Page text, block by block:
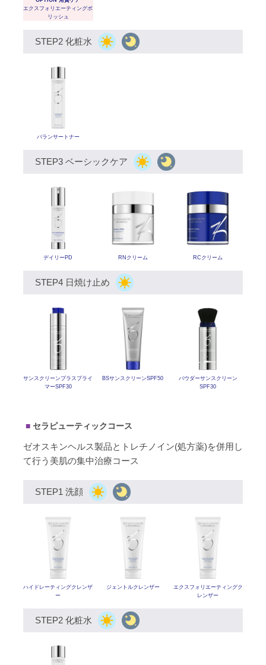
エクスフォリエーティングポ
リッシュ
STEP2 化粧水
バランサートナー
STEP3 ベーシックケア
デイリーPD RNクリーム RCクリーム
STEP4 日焼け止め
サンスクリーンプラスプライ
マーSPF30
BSサンスクリーンSPF50
パウダーサンスクリーン
SPF30
セラピューティックコース
ゼオスキンヘルス製品とトレチノイン(処方薬)を併用し
て行う美肌の集中治療コース
STEP1 洗顔
ハイドレーティングクレンザ
ー
ジェントルクレンザー エクスフォリエーティングク
レンザー
STEP2 化粧水